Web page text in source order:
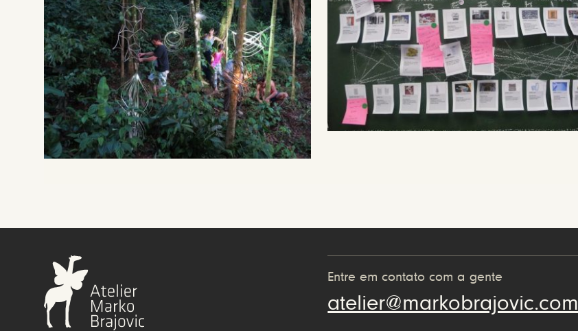
Entre em contato com a gente
atelier@markobrajovic.com